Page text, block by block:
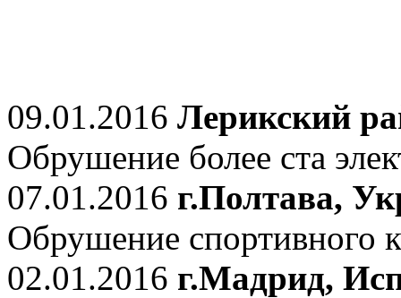
09.01.2016 Лерикский
Обрушение более ста
07.01.2016 г.Полтава,
Обрушение спортивного
02.01.2016 г.Мадрид,